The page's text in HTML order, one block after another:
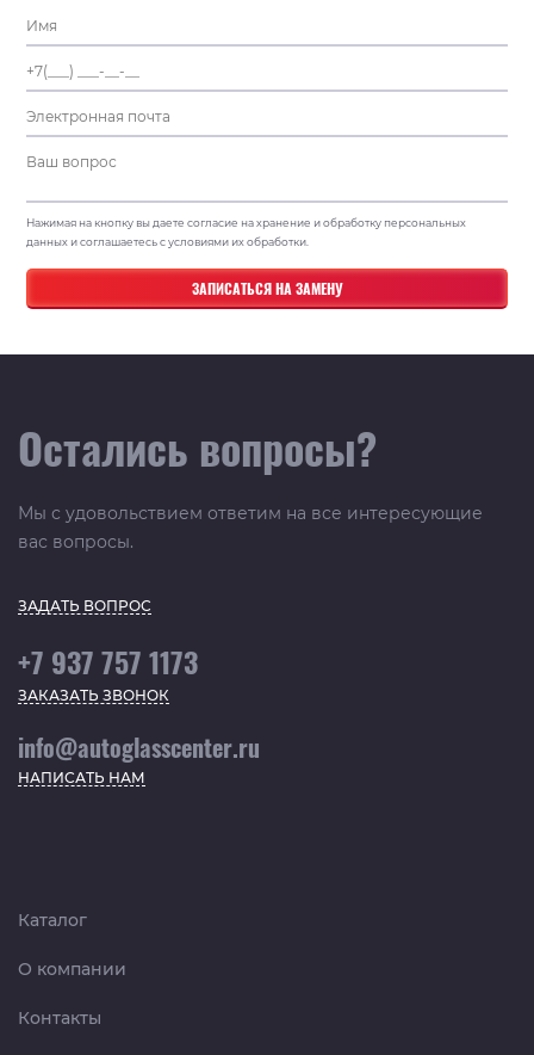
Нажимая на кнопку вы даете согласие на хранение и обработку персональных
данных и соглашаетесь с условиями их обработки.
Остались вопросы?
Мы с удовольствием ответим на все интересующие
вас вопросы.
ЗАДАТЬ ВОПРОС
+7 937 757 1173
ЗАКАЗАТЬ ЗВОНОК
info@autoglasscenter.ru
НАПИСАТЬ НАМ
Каталог
О компании
Контакты